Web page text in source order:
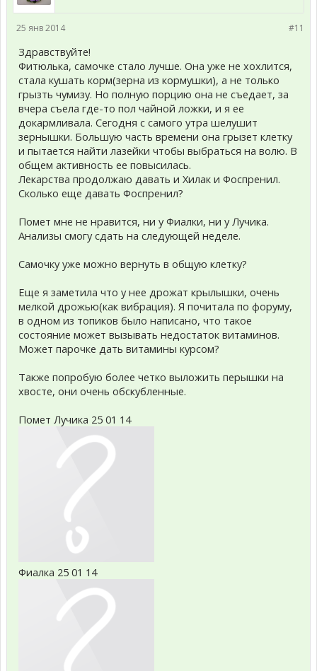
#11
25 янв 2014
Здравствуйте!
Фитюлька, самочке стало лучше. Она уже не хохлится,
стала кушать корм(зерна из кормушки), а не только
грызть чумизу. Но полную порцию она не съедает, за
вчера съела где-то пол чайной ложки, и я ее
докармливала. Сегодня с самого утра шелушит
зернышки. Большую часть времени она грызет клетку
и пытается найти лазейки чтобы выбраться на волю. В
общем активность ее повысилась.
Лекарства продолжаю давать и Хилак и Фоспренил.
Сколько еще давать Фоспренил?
Помет мне не нравится, ни у Фиалки, ни у Лучика.
Анализы смогу сдать на следующей неделе.
Самочку уже можно вернуть в общую клетку?
Еще я заметила что у нее дрожат крылышки, очень
мелкой дрожью(как вибрация). Я почитала по форуму,
в одном из топиков было написано, что такое
состояние может вызывать недостаток витаминов.
Может парочке дать витамины курсом?
Также попробую более четко выложить перышки на
хвосте, они очень обскубленные.
Помет Лучика 25 01 14
Фиалка 25 01 14